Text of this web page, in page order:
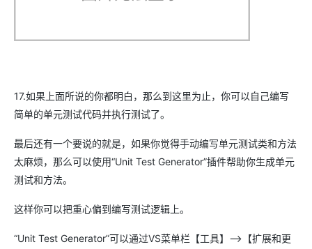
17.如果上面所说的你都明白，那么到这里为止，你可以自己编写
简单的单元测试代码并执行测试了。
最后还有一个要说的就是，如果你觉得手动编写单元测试类和方法
太麻烦，那么可以使用“Unit Test Generator”插件帮助你生成单元
测试和方法。
这样你可以把重心偏到编写测试逻辑上。
“Unit Test Generator”可以通过VS菜单栏【工具】-->【扩展和更